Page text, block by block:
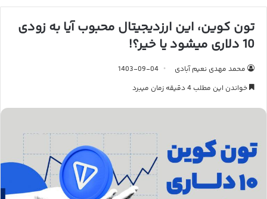
تون کوین، این ارزدیجیتال محبوب آیا به زودی
10 دلاری میشود یا خیر؟!
محمد مهدی نعیم آبادی
1403-09-04
خواندن این مطلب 4 دقیقه زمان میبرد